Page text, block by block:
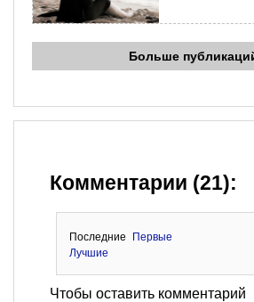
Больше
Комментарии (21):
Последние
Первые
Лучшие
Чтобы оставить комментарий